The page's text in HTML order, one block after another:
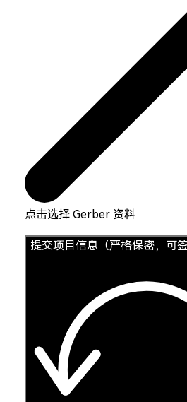
点击选择 Gerber 资料
提交项目信息（严格保密，可